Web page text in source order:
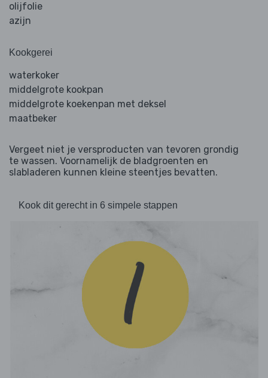
olijfolie
azijn
Kookgerei
waterkoker
middelgrote kookpan
middelgrote koekenpan met deksel
maatbeker
Vergeet niet je versproducten van tevoren grondig
te wassen. Voornamelijk de bladgroenten en
slabladeren kunnen kleine steentjes bevatten.
Kook dit gerecht in 6 simpele stappen